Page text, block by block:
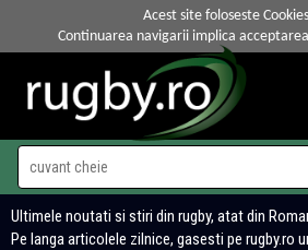
Acest site foloseste
Continuarea navigarii implica
Ultimele noutati si stiri din rugby, atat din
Pe langa articolele zilnice, gasesti pe rugby.ro